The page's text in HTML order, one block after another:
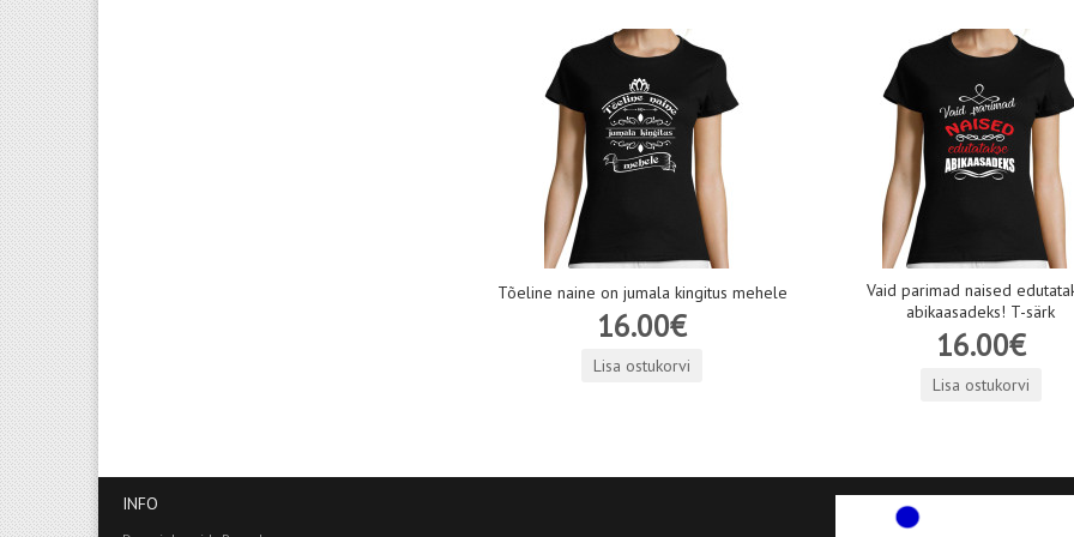
Tõeline naine on jumala kingitus mehele
16.00€
Lisa ostukorvi
Vaid parimad naised
abikaasadeks! T-särk
16.00€
Lisa ostukorvi
INFO